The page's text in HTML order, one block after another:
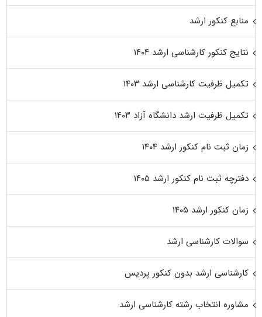
منابع کنکور ارشد
نتایج کنکور کارشناسی ارشد ۱۴۰۴
تکمیل ظرفیت کارشناسی ارشد ۱۴۰۳
تکمیل ظرفیت ارشد دانشگاه آزاد ۱۴۰۳
زمان ثبت نام کنکور ارشد ۱۴۰۴
دفترچه ثبت نام کنکور ارشد ۱۴۰۵
زمان کنکور ارشد ۱۴۰۵
سوالات کارشناسی ارشد
کارشناسی ارشد بدون کنکور پردیس
مشاوره انتخاب رشته کارشناسی ارشد